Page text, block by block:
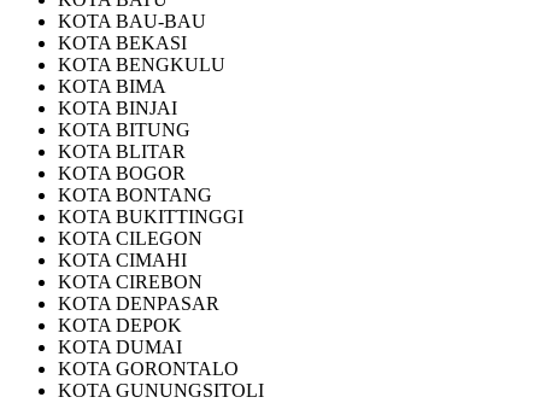
KOTA BAU-BAU
KOTA BEKASI
KOTA BENGKULU
KOTA BIMA
KOTA BINJAI
KOTA BITUNG
KOTA BLITAR
KOTA BOGOR
KOTA BONTANG
KOTA BUKITTINGGI
KOTA CILEGON
KOTA CIMAHI
KOTA CIREBON
KOTA DENPASAR
KOTA DEPOK
KOTA DUMAI
KOTA GORONTALO
KOTA GUNUNGSITOLI